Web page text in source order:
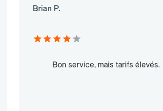
Brian P.
Bon service, mais tarifs élevés.